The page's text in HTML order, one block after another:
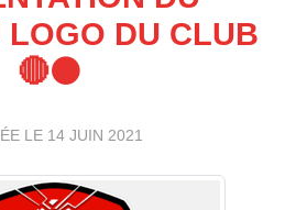
LOGO DU CLUB
🔴⚫
LE 14 JUIN 2021